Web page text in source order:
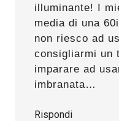
illuminante! I
media di una
non riesco ad
consigliarmi un
imparare ad
imbranata…
Rispondi